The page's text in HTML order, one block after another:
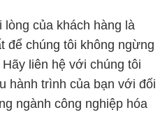
của khách hàng là
để chúng tôi không ngừng
liên hệ với chúng tôi
hành trình của bạn với đối
ngành công nghiệp hóa